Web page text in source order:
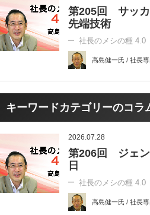
第205回 サッカ
先端技術
社長のメシの種 4.0
高島健一氏 / 社長
キーワードカテゴリーのコラ
2026.07.28
第206回 ジェン
日
社長のメシの種 4.0
高島健一氏 / 社長